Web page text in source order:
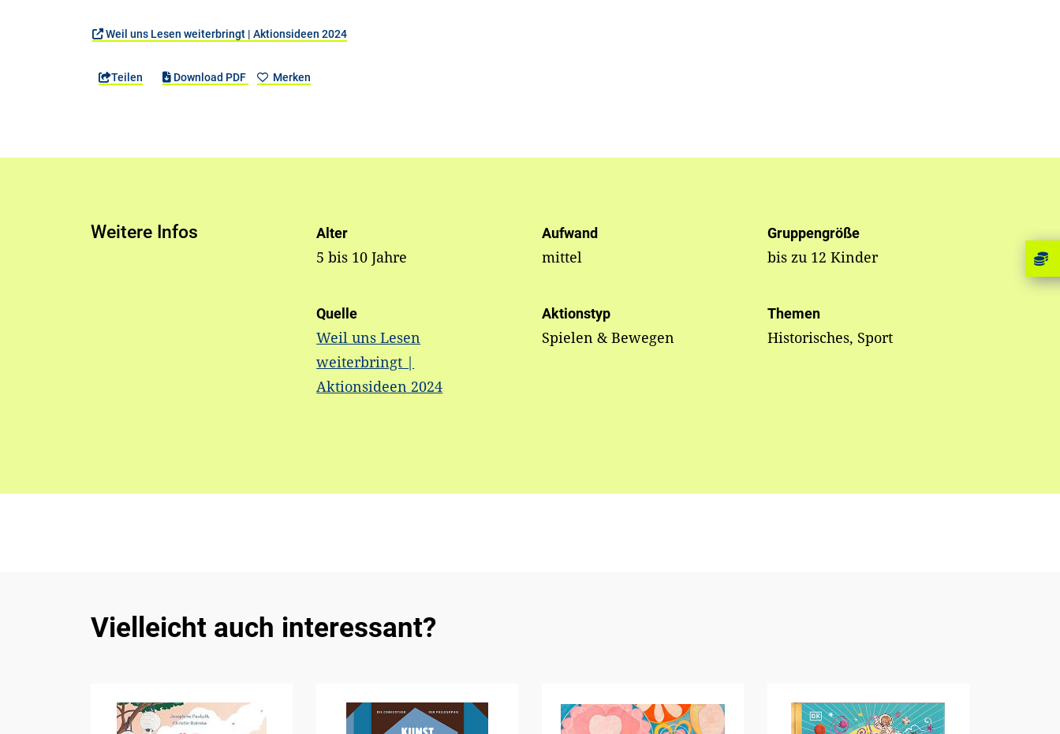
Weil uns Lesen weiterbringt | Aktionsideen 2024
Teilen Download PDF Merken
Weitere Infos Alter
5 bis 10 Jahre
Aufwand
mittel
Gruppengröße
bis zu 12 Kinder
Quelle
Weil uns Lesen
weiterbringt |
Aktionsideen 2024
Aktionstyp
Spielen & Bewegen
Themen
Historisches, Sport
Vielleicht auch interessant?